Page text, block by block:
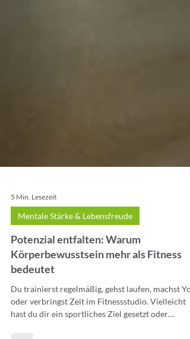
5 Min. Lesezeit
Mentale Stärke & Lebensfreude
Potenzial entfalten: Warum
Körperbewusstsein mehr als Fitness
bedeutet
Du trainierst regelmäßig, gehst laufen, machst
oder verbringst Zeit im Fitnessstudio. Vielleicht